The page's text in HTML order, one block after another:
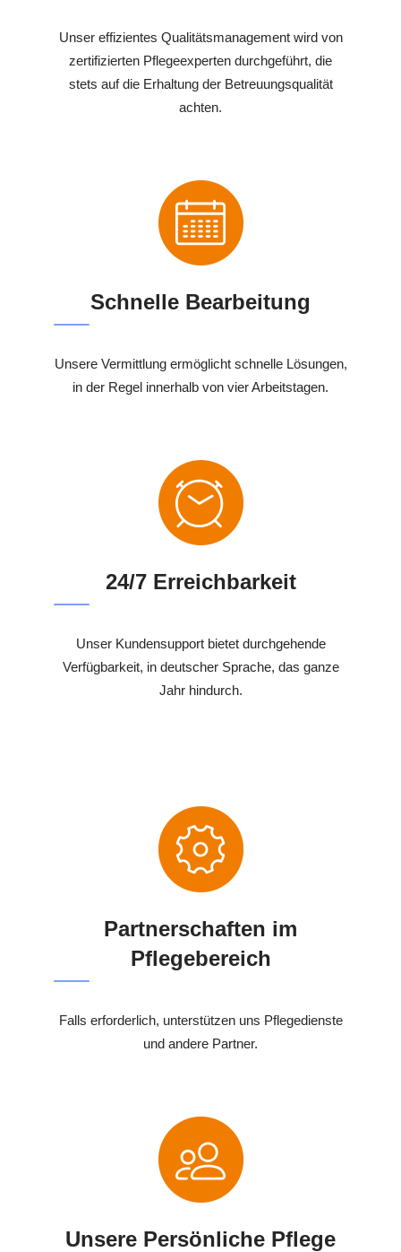
Unser effizientes Qualitätsmanagement wird von
zertifizierten Pflegeexperten durchgeführt, die
stets auf die Erhaltung der Betreuungsqualität
achten.
Schnelle Bearbeitung
Unsere Vermittlung ermöglicht schnelle Lösungen,
in der Regel innerhalb von vier Arbeitstagen.
24/7 Erreichbarkeit
Unser Kundensupport bietet durchgehende
Verfügbarkeit, in deutscher Sprache, das ganze
Jahr hindurch.
Partnerschaften im
Pflegebereich
Falls erforderlich, unterstützen uns Pflegedienste
und andere Partner.
Unsere Persönliche Pflege